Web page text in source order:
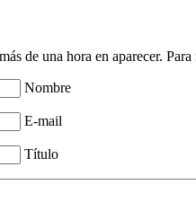
de una hora en aparecer.
Nombre
E-mail
Título